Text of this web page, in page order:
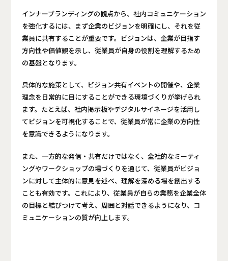
インナーブランディングの観点から、社内コミュニケーション
を強化するには、まず企業のビジョンを明確にし、それを従
業員に共有することが重要です。ビジョンは、企業が目指す
方向性や価値観を示し、従業員が自身の役割を理解するため
の基盤となります。
具体的な施策として、ビジョン共有イベントの開催や、企業
理念を日常的に目にすることができる環境づくりが挙げられ
ます。たとえば、社内掲示板やデジタルサイネージを活用し
てビジョンを可視化することで、従業員が常に企業の方向性
を意識できるようになります。
また、一方的な発信・共有だけではなく、全社的なミーティ
ングやワークショップの場づくりを通じて、従業員がビジョ
ンに対して主体的に意見を述べ、理解を深める場を創出する
ことも有効です。これにより、従業員が自らの業務を企業全体
の目標と結びつけて考え、周囲と対話できるようになり、コ
ミュニケーションの質が向上します。